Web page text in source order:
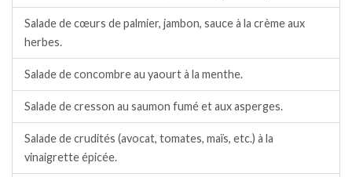
Salade de cœurs de palmier, jambon, sauce à la crème aux
herbes.
Salade de concombre au yaourt à la menthe.
Salade de cresson au saumon fumé et aux asperges.
Salade de crudités (avocat, tomates, maïs, etc.) à la
vinaigrette épicée.